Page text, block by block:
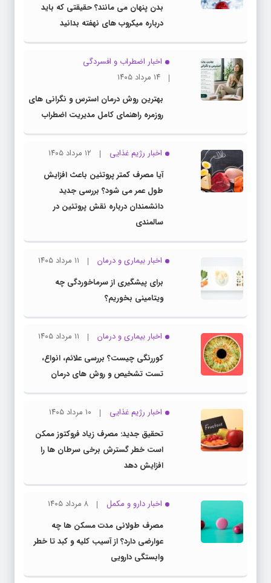
بدن پنهان می مانند؟ حقیقتی که باید
درباره میکروب های نهفته بدانید
اخبار اضطراب و افسردگی
۱۴ مرداد ۱۴۰۵
بهترین روش درمان استرس و نگرانی های
روزمره راهنمای کامل مدیریت اضطراب
اخبار رژیم غذایی
۱۲ مرداد ۱۴۰۵
آیا مصرف کمتر پروتئین باعث افزایش
طول عمر می شود؟ بررسی جدید
دانشمندان درباره نقش پروتئین در
سالمندی
اخبار بیماری و درمان
۱۱ مرداد ۱۴۰۵
برای پیشگیری از سرماخوردگی چه
ویتامینی بخوریم؟
اخبار بیماری و درمان
۱۱ مرداد ۱۴۰۵
کوررنگی چیست؟ بررسی علائم، انواع،
تست تشخیص و روش های درمان
اخبار رژیم غذایی
۱۰ مرداد ۱۴۰۵
تحقیق جدید: مصرف زیاد فروکتوز ممکن
است خطر گسترش برخی سرطان ها را
افزایش دهد
اخبار دارو و مکمل
۸ مرداد ۱۴۰۵
مصرف طولانی مدت مسکن ها چه
عوارضی دارد؟ از آسیب کلیه و کبد تا خطر
وابستگی دارویی